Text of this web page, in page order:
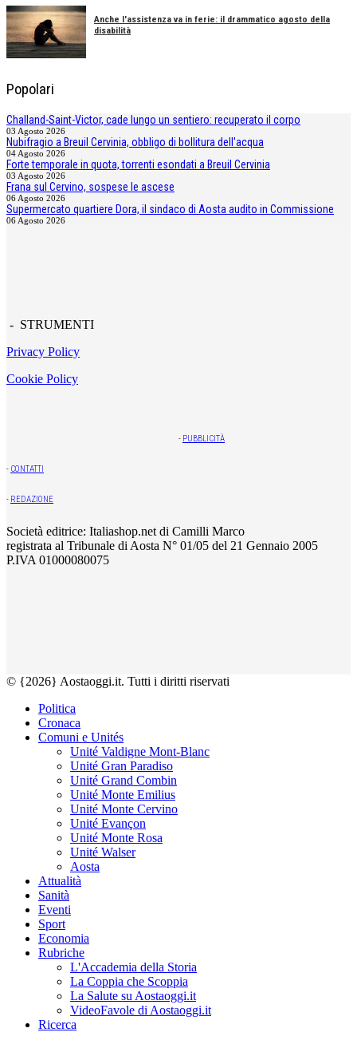
Anche l'assistenza va in ferie: il drammatico agosto della
disabilità
Popolari
Challand-Saint-Victor, cade lungo un sentiero: recuperato il corpo
03 Agosto 2026
Nubifragio a Breuil Cervinia, obbligo di bollitura dell'acqua
04 Agosto 2026
Forte temporale in quota, torrenti esondati a Breuil Cervinia
03 Agosto 2026
Frana sul Cervino, sospese le ascese
06 Agosto 2026
Supermercato quartiere Dora, il sindaco di Aosta audito in Commissione
06 Agosto 2026
- STRUMENTI
Privacy Policy
Cookie Policy
- PUBBLICITÀ
- CONTATTI
- REDAZIONE
Società editrice: Italiashop.net di Camilli Marco
registrata al Tribunale di Aosta N° 01/05 del 21 Gennaio 2005
P.IVA 01000080075
© {2026} Aostaoggi.it. Tutti i diritti riservati
Politica
Cronaca
Comuni e Unités
Unité Valdigne Mont-Blanc
Unité Gran Paradiso
Unité Grand Combin
Unité Monte Emilius
Unité Monte Cervino
Unité Evançon
Unité Monte Rosa
Unité Walser
Aosta
Attualità
Sanità
Eventi
Sport
Economia
Rubriche
L'Accademia della Storia
La Coppia che Scoppia
La Salute su Aostaoggi.it
VideoFavole di Aostaoggi.it
Ricerca